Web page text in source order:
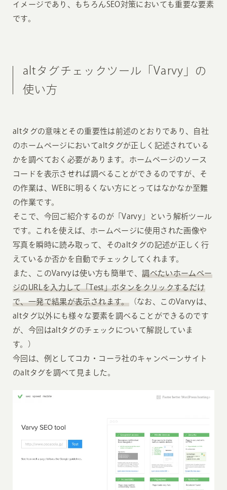
イメージであり、もちろんSEO対策においても重要な要素
です。
altタグチェックツール「Varvy」の
使い方
altタグの意味とその重要性は前述のとおりであり、自社
のホームページにおいてaltタグが正しく記述されている
かを調べておく必要があります。ホームページのソース
コードを表示させれば調べることができるのですが、そ
の作業は、WEBに明るくない方にとってはなかなか至難
の作業です。
そこで、今回ご紹介するのが「Varvy」という解析ツール
です。これを使えば、ホームページに使用された画像や
写真を瞬時に読み取って、そのaltタグの記述が正しく行
えているか否かを自動でチェックしてくれます。
また、このVarvyは使い方も簡単で、調べたいホームペー
ジのURLを入力して「Test」ボタンをクリックするだけ
で、一発で結果が表示されます。（なお、このVarvyは、
altタグ以外にも様々な要素を調べることができるのです
が、今回はaltタグのチェックについて解説していま
す。）
今回は、例としてコカ・コーラ社のキャンペーンサイト
のaltタグを調べて見ました。